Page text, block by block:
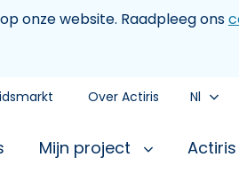
onze website. Raadpleeg ons
Over Actiris Nl
Mijn project